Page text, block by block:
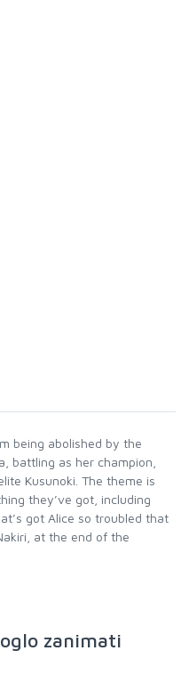
being abolished by the
battling as her champion,
Kusunoki. The theme is
they’ve got, including
got Alice so troubled that
at the end of the
zanimati